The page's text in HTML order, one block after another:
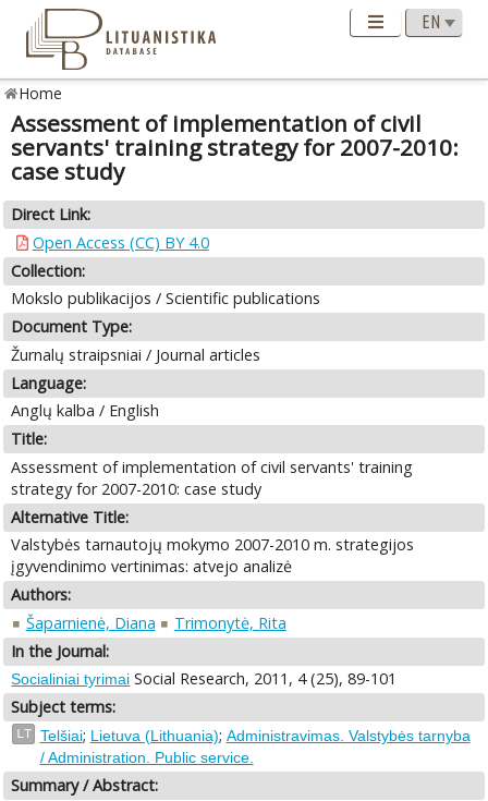
Home
Assessment of implementation of civil
servants' training strategy for 2007-2010:
case study
Direct Link:
Open Access (CC) BY 4.0
Collection:
Mokslo publikacijos / Scientific publications
Document Type:
Žurnalų straipsniai / Journal articles
Language:
Anglų kalba / English
Title:
Assessment of implementation of civil servants' training
strategy for 2007-2010: case study
Alternative Title:
Valstybės tarnautojų mokymo 2007-2010 m. strategijos
įgyvendinimo vertinimas: atvejo analizė
Authors:
Šaparnienė, Diana
Trimonytė, Rita
In the Journal:
Socialiniai tyrimai Social Research, 2011, 4 (25), 89-101
Subject terms:
LT Telšiai; Lietuva (Lithuania); Administravimas. Valstybės tarnyba
/ Administration. Public service.
Summary / Abstract: